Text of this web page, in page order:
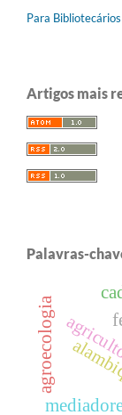
Para Bibliotecários
Artigos mais
Palavras-
agroecologia